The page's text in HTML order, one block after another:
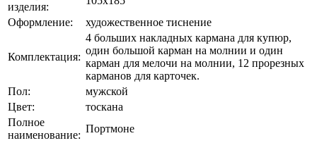
изделия:
Оформление:
художественное тиснение
Комплектация:
4 больших накладных кармана для купюр,
один большой карман на молнии и один
карман для мелочи на молнии, 12 прорезных
карманов для карточек.
Пол:
мужской
Цвет:
тоскана
Полное
наименование:
Портмоне